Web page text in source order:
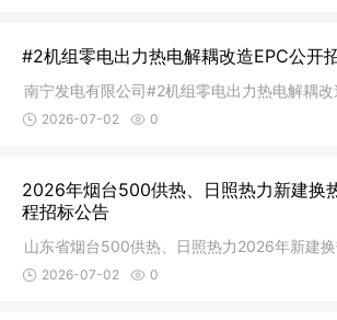
#2机组零电出力热电解耦改造EPC公开
南宁发电有限公司#2机组零电出力热电解耦改
2026-07-02 0
2026年烟台500供热、日照热力新建换
程招标公告
山东省烟台500供热、日照热力2026年新建
2026-07-02 0